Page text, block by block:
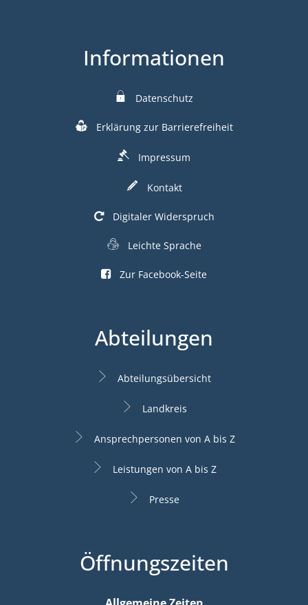
Informationen
Datenschutz
Erklärung zur Barrierefreiheit
Impressum
Kontakt
Digitaler Widerspruch
Leichte Sprache
Zur Facebook-Seite
Abteilungen
Abteilungsübersicht
Landkreis
Ansprechpersonen von A bis Z
Leistungen von A bis Z
Presse
Öffnungszeiten